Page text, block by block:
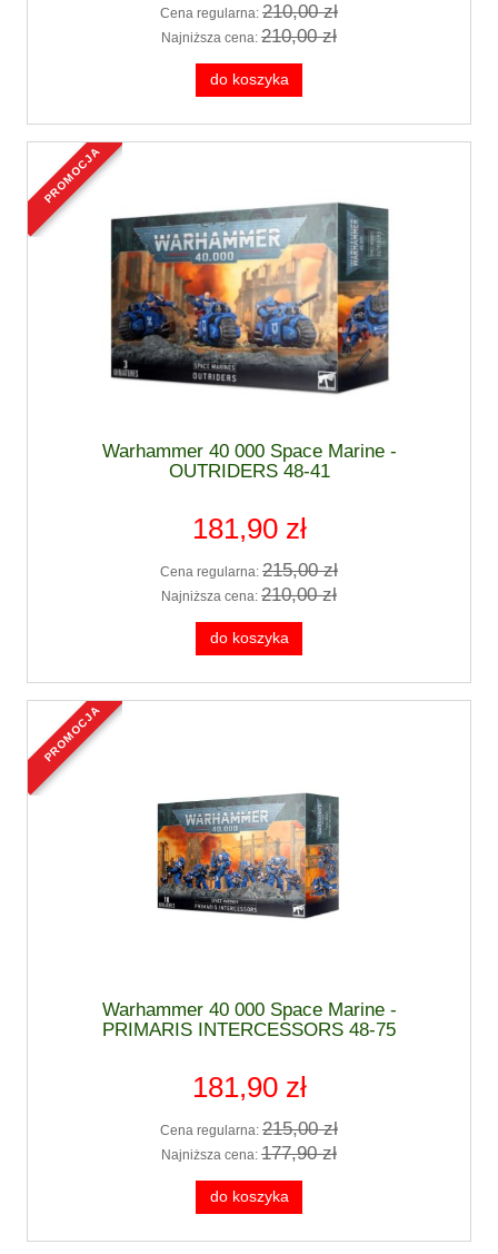
Cena regularna: 210,00 zł
Najniższa cena: 210,00 zł
do koszyka
Warhammer 40 000 Space Marine -
OUTRIDERS 48-41
181,90 zł
Cena regularna: 215,00 zł
Najniższa cena: 210,00 zł
do koszyka
promocja
Warhammer 40 000 Space Marine -
PRIMARIS INTERCESSORS 48-75
181,90 zł
Cena regularna: 215,00 zł
Najniższa cena: 177,90 zł
do koszyka
promocja